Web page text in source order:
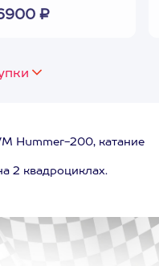
₽
Hummer-200, катание
2 квадроциклах.